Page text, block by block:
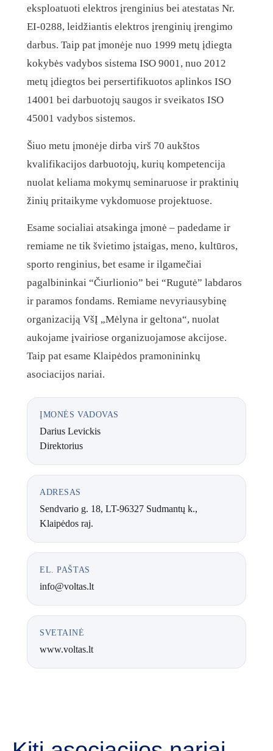
eksploatuoti elektros įrenginius bei atestatas Nr.
EI-0288, leidžiantis elektros įrenginių įrengimo
darbus. Taip pat įmonėje nuo 1999 metų įdiegta
kokybės vadybos sistema ISO 9001, nuo 2012
metų įdiegtos bei persertifikuotos aplinkos ISO
14001 bei darbuotojų saugos ir sveikatos ISO
45001 vadybos sistemos.
Šiuo metu įmonėje dirba virš 70 aukštos
kvalifikacijos darbuotojų, kurių kompetencija
nuolat keliama mokymų seminaruose ir praktinių
žinių pritaikyme vykdomuose projektuose.
Esame socialiai atsakinga įmonė – padedame ir
remiame ne tik švietimo įstaigas, meno, kultūros,
sporto renginius, bet esame ir ilgamečiai
pagalbininkai “Čiurlionio” bei “Rugutė” labdaros
ir paramos fondams. Remiame nevyriausybinę
organizaciją VšĮ „Mėlyna ir geltona“, nuolat
aukojame įvairiose organizuojamose akcijose.
Taip pat esame Klaipėdos pramonininkų
asociacijos nariai.
ĮMONĖS VADOVAS
Darius Levickis
Direktorius
ADRESAS
Sendvario g. 18, LT-96327 Sudmantų k.,
Klaipėdos raj.
EL. PAŠTAS
info@voltas.lt
SVETAINĖ
www.voltas.lt